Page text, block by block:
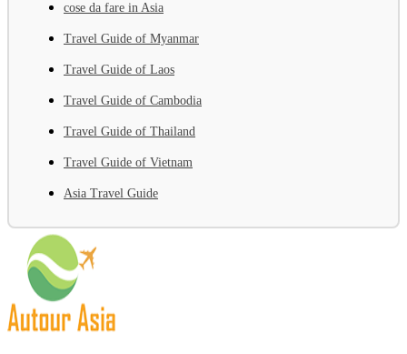
cose da fare in Asia
Travel Guide of Myanmar
Travel Guide of Laos
Travel Guide of Cambodia
Travel Guide of Thailand
Travel Guide of Vietnam
Asia Travel Guide